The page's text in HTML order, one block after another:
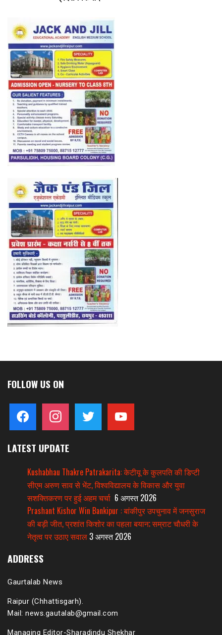
FOLLOW US ON
facebook instagram twitter youtube
LATEST UPDATE
Kushabhau Thakre Patrakarita: केटीयू के कुलपति की डिप्टी
सीएम अरुण साव से भेंट, विश्वविद्यालय के विकास और युवा
सशक्तिकरण पर हुई अहम चर्चा 6 अगस्त 2026
Prashant Kishor Win Bankipur : बांकीपुर उपचुनाव में जनसुराज
की बड़ी जीत, प्रशांत किशोर का पहला बयान; सम्राट चौधरी के
नेतृत्व पर उठाए सवाल 3 अगस्त 2026
ADDRESS
Gaurtalab News
Raipur (Chhattisgarh).
Mail: news.gautalab@gmail.com
Managing Editor-Sharadindu Shekhar